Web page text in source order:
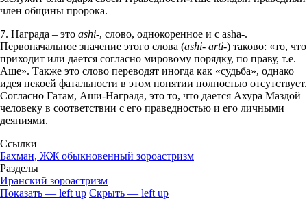
член общины пророка.
7. Награда – это ashi-, слово, однокоренное и с asha-.
Первоначальное значение этого слова (ashi- arti-) таково: «то, что
приходит или дается согласно мировому порядку, по праву, т.е.
Аше». Также это слово переводят иногда как «судьба», однако
идея некоей фатальности в этом понятии полностью отсутствует.
Согласно Гатам, Аши-Награда, это то, что дается Ахура Маздой
человеку в соответствии с его праведностью и его личными
деяниями.
Ссылки
Бахман, ЖЖ обыкновенный зороастризм
Разделы
Иранский зороастризм
Показать — left up Скрыть — left up